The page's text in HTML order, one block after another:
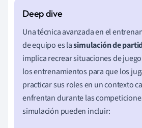
Una técnica avanzada en el
de equipo es lasimulación de
implica recrear situaciones de
los entrenamientos para que los
practicar sus roles en un contexto
enfrentan durante las
simulación pueden incluir: